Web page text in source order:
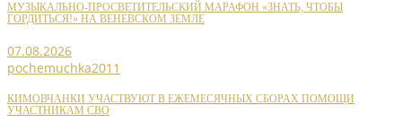
МУЗЫКАЛЬНО-ПРОСВЕТИТЕЛЬСКИЙ МАРАФОН «ЗНАТЬ, ЧТОБЫ
ГОРДИТЬСЯ!» НА ВЕНЕВСКОМ ЗЕМЛЕ
07.08.2026
pochemuchka2011
КИМОВЧАНКИ УЧАСТВУЮТ В ЕЖЕМЕСЯЧНЫХ СБОРАХ ПОМОЩИ
УЧАСТНИКАМ СВО